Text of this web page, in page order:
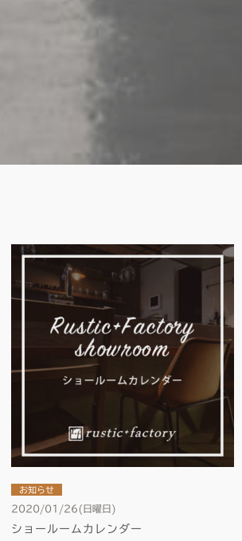
お知らせ
2020/01/26(日曜日)
ショールームカレンダー